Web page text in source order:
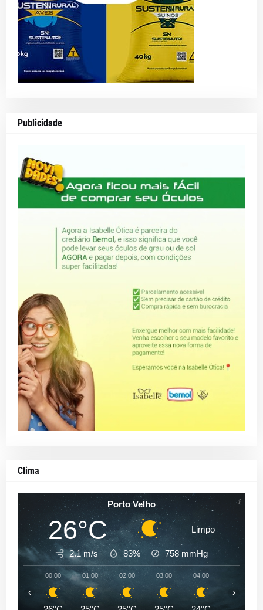
Publicidade
Clima
Porto Velho
26°C Limpo
2.1 m/s 83% 758 mmHg
00:00 01:00 02:00 03:00 04:00
‹ ›